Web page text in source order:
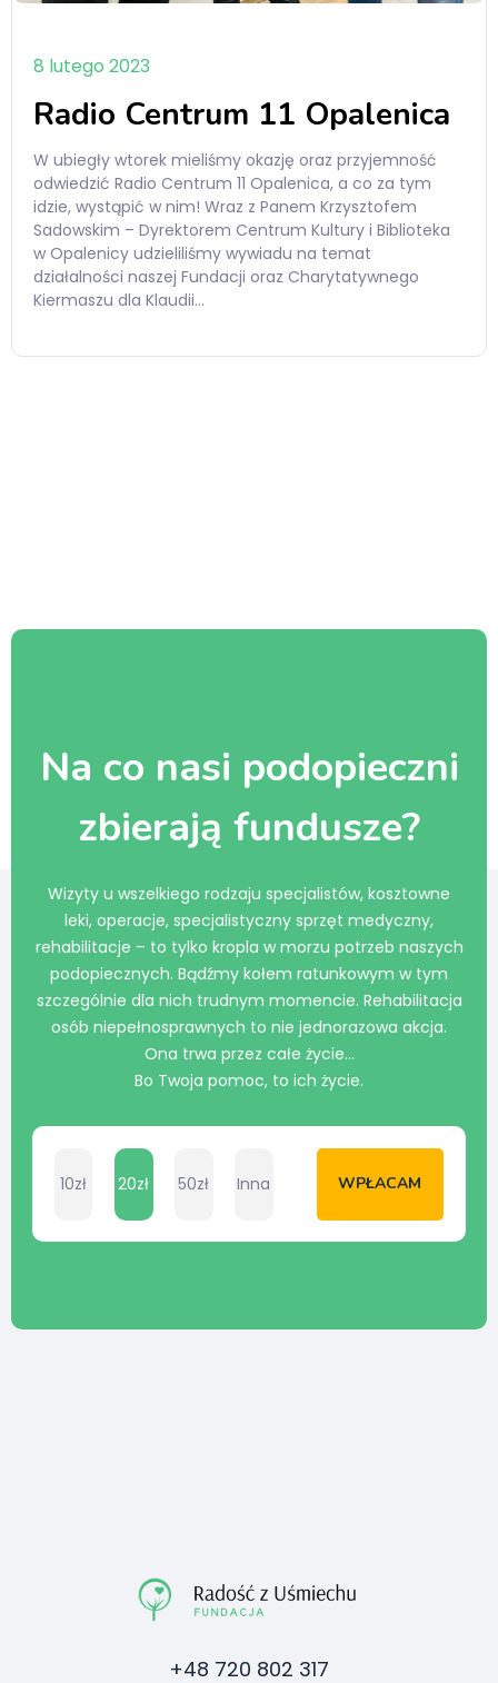
8 lutego 2023
Radio Centrum 11 Opalenica
W ubiegły wtorek mieliśmy okazję oraz przyjemność
odwiedzić Radio Centrum 11 Opalenica, a co za tym
idzie, wystąpić w nim! Wraz z Panem Krzysztofem
Sadowskim – Dyrektorem Centrum Kultury i Biblioteka
w Opalenicy udzieliliśmy wywiadu na temat
działalności naszej Fundacji oraz Charytatywnego
Kiermaszu dla Klaudii…
Na co nasi podopieczni
zbierają fundusze?
Wizyty u wszelkiego rodzaju specjalistów, kosztowne
leki, operacje, specjalistyczny sprzęt medyczny,
rehabilitacje – to tylko kropla w morzu potrzeb naszych
podopiecznych. Bądźmy kołem ratunkowym w tym
szczególnie dla nich trudnym momencie. Rehabilitacja
osób niepełnosprawnych to nie jednorazowa akcja.
Ona trwa przez całe życie…
Bo Twoja pomoc, to ich życie.
10zł 20zł 50zł Inna WPŁACAM
+48 720 802 317